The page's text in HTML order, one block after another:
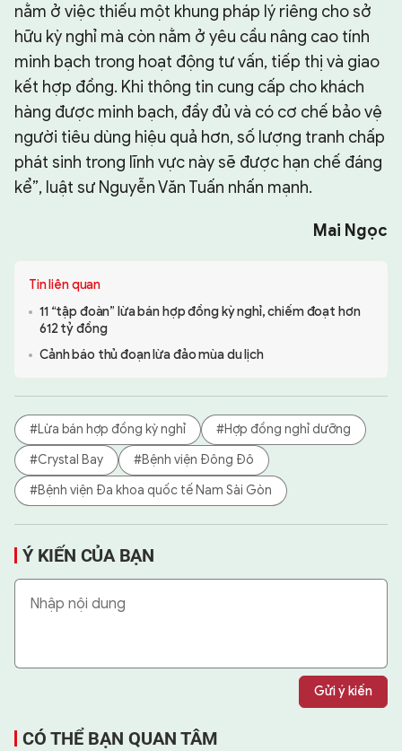
nằm ở việc thiếu một khung pháp lý riêng cho sở
hữu kỳ nghỉ mà còn nằm ở yêu cầu nâng cao tính
minh bạch trong hoạt động tư vấn, tiếp thị và giao
kết hợp đồng. Khi thông tin cung cấp cho khách
hàng được minh bạch, đầy đủ và có cơ chế bảo vệ
người tiêu dùng hiệu quả hơn, số lượng tranh chấp
phát sinh trong lĩnh vực này sẽ được hạn chế đáng
kể”, luật sư Nguyễn Văn Tuấn nhấn mạnh.
Mai Ngọc
Tin liên quan
11 “tập đoàn” lừa bán hợp đồng kỳ nghỉ, chiếm đoạt hơn
612 tỷ đồng
Cảnh báo thủ đoạn lừa đảo mùa du lịch
#Lừa bán hợp đồng kỳ nghỉ
#Hợp đồng nghỉ dưỡng
#Crystal Bay
#Bệnh viện Đông Đô
#Bệnh viện Đa khoa quốc tế Nam Sài Gòn
Ý KIẾN CỦA BẠN
Gửi ý kiến
CÓ THỂ BẠN QUAN TÂM